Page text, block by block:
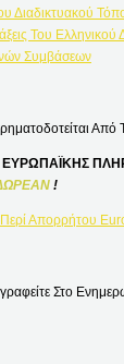
Διαδικτυακού
Του Ελληνικού
Συμβάσεων
Από
!
Απορρήτου
Στο